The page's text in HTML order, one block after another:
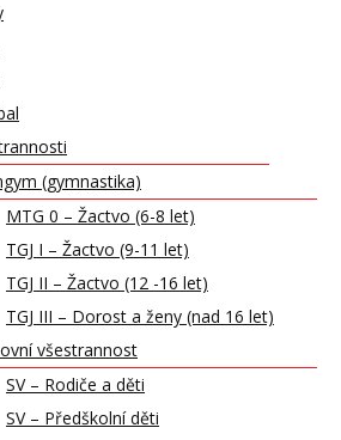
(gymnastika)
MTG 0 – Žactvo (6-8 let)
TGJ I – Žactvo (9-11 let)
TGJ II – Žactvo (12 -16 let)
TGJ III – Dorost a ženy (nad 16 let)
všestrannost
SV – Rodiče a děti
SV – Předškolní děti